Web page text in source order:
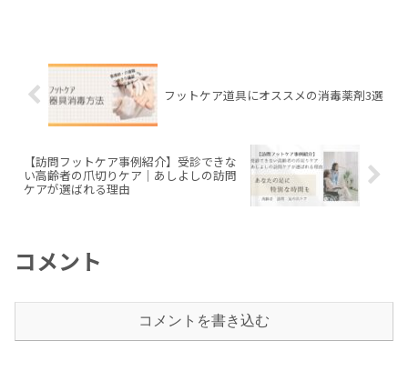
フットケア道具にオススメの消毒薬剤3選
【訪問フットケア事例紹介】受診できな
い高齢者の爪切りケア｜あしよしの訪問
ケアが選ばれる理由
コメント
コメントを書き込む